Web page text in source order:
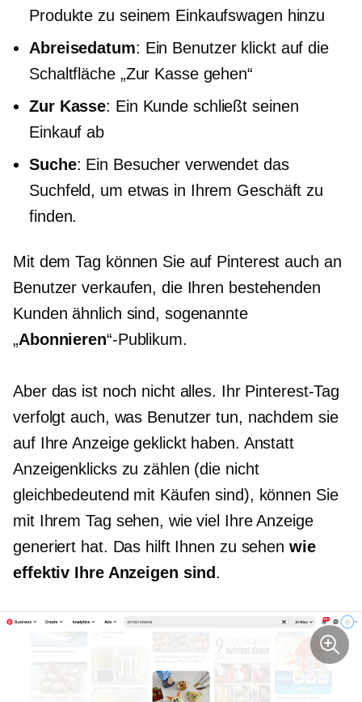
Produkte zu seinem Einkaufswagen hinzu
Abreisedatum: Ein Benutzer klickt auf die
Schaltfläche „Zur Kasse gehen“
Zur Kasse: Ein Kunde schließt seinen
Einkauf ab
Suche: Ein Besucher verwendet das
Suchfeld, um etwas in Ihrem Geschäft zu
finden.
Mit dem Tag können Sie auf Pinterest auch an
Benutzer verkaufen, die Ihren bestehenden
Kunden ähnlich sind, sogenannte
„Abonnieren“-Publikum.
Aber das ist noch nicht alles. Ihr Pinterest-Tag
verfolgt auch, was Benutzer tun, nachdem sie
auf Ihre Anzeige geklickt haben. Anstatt
Anzeigenklicks zu zählen (die nicht
gleichbedeutend mit Käufen sind), können Sie
mit Ihrem Tag sehen, wie viel Ihre Anzeige
generiert hat. Das hilft Ihnen zu sehen wie
effektiv Ihre Anzeigen sind.